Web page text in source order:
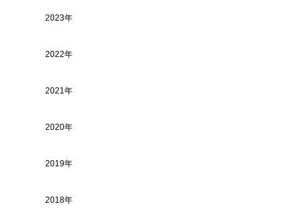
2023年
2022年
2021年
2020年
2019年
2018年